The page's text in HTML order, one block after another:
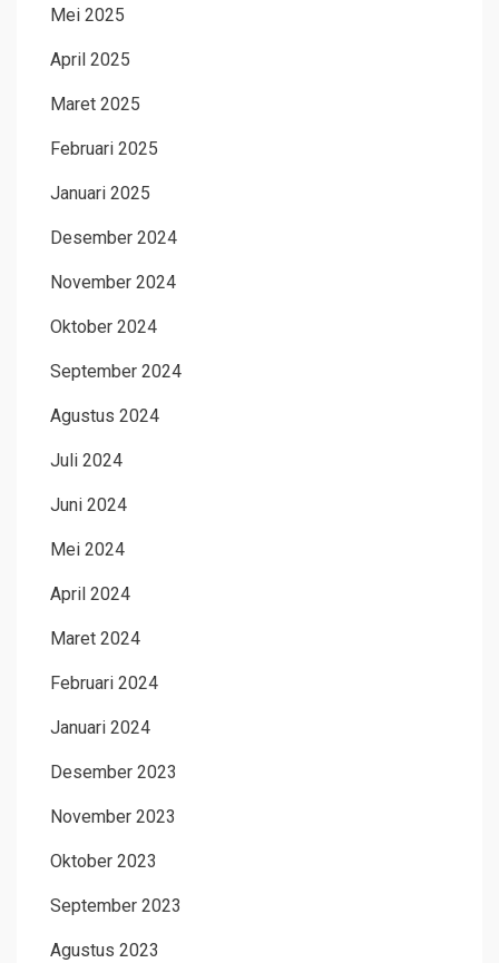
Mei 2025
April 2025
Maret 2025
Februari 2025
Januari 2025
Desember 2024
November 2024
Oktober 2024
September 2024
Agustus 2024
Juli 2024
Juni 2024
Mei 2024
April 2024
Maret 2024
Februari 2024
Januari 2024
Desember 2023
November 2023
Oktober 2023
September 2023
Agustus 2023